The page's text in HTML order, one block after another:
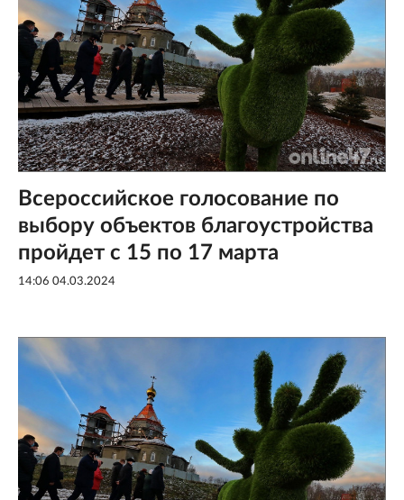
Всероссийское голосование по
выбору объектов благоустройства
пройдет с 15 по 17 марта
14:06 04.03.2024